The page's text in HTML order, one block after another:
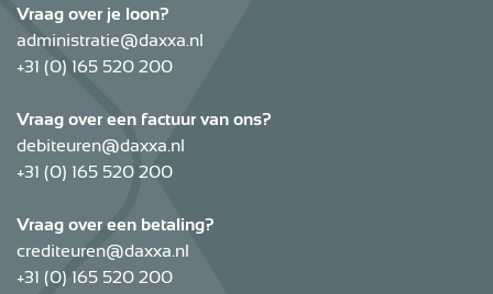
Vraag over je loon?
administratie@daxxa.nl
+31 (0) 165 520 200
Vraag over een factuur van ons?
debiteuren@daxxa.nl
+31 (0) 165 520 200
Vraag over een betaling?
crediteuren@daxxa.nl
+31 (0) 165 520 200